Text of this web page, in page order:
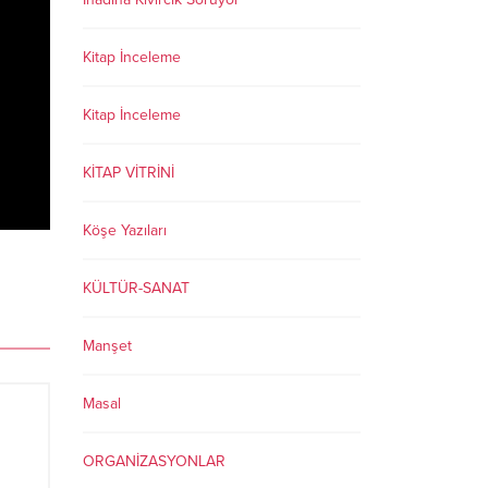
Kitap İnceleme
Kitap İnceleme
KİTAP VİTRİNİ
Köşe Yazıları
KÜLTÜR-SANAT
Manşet
Masal
ORGANİZASYONLAR